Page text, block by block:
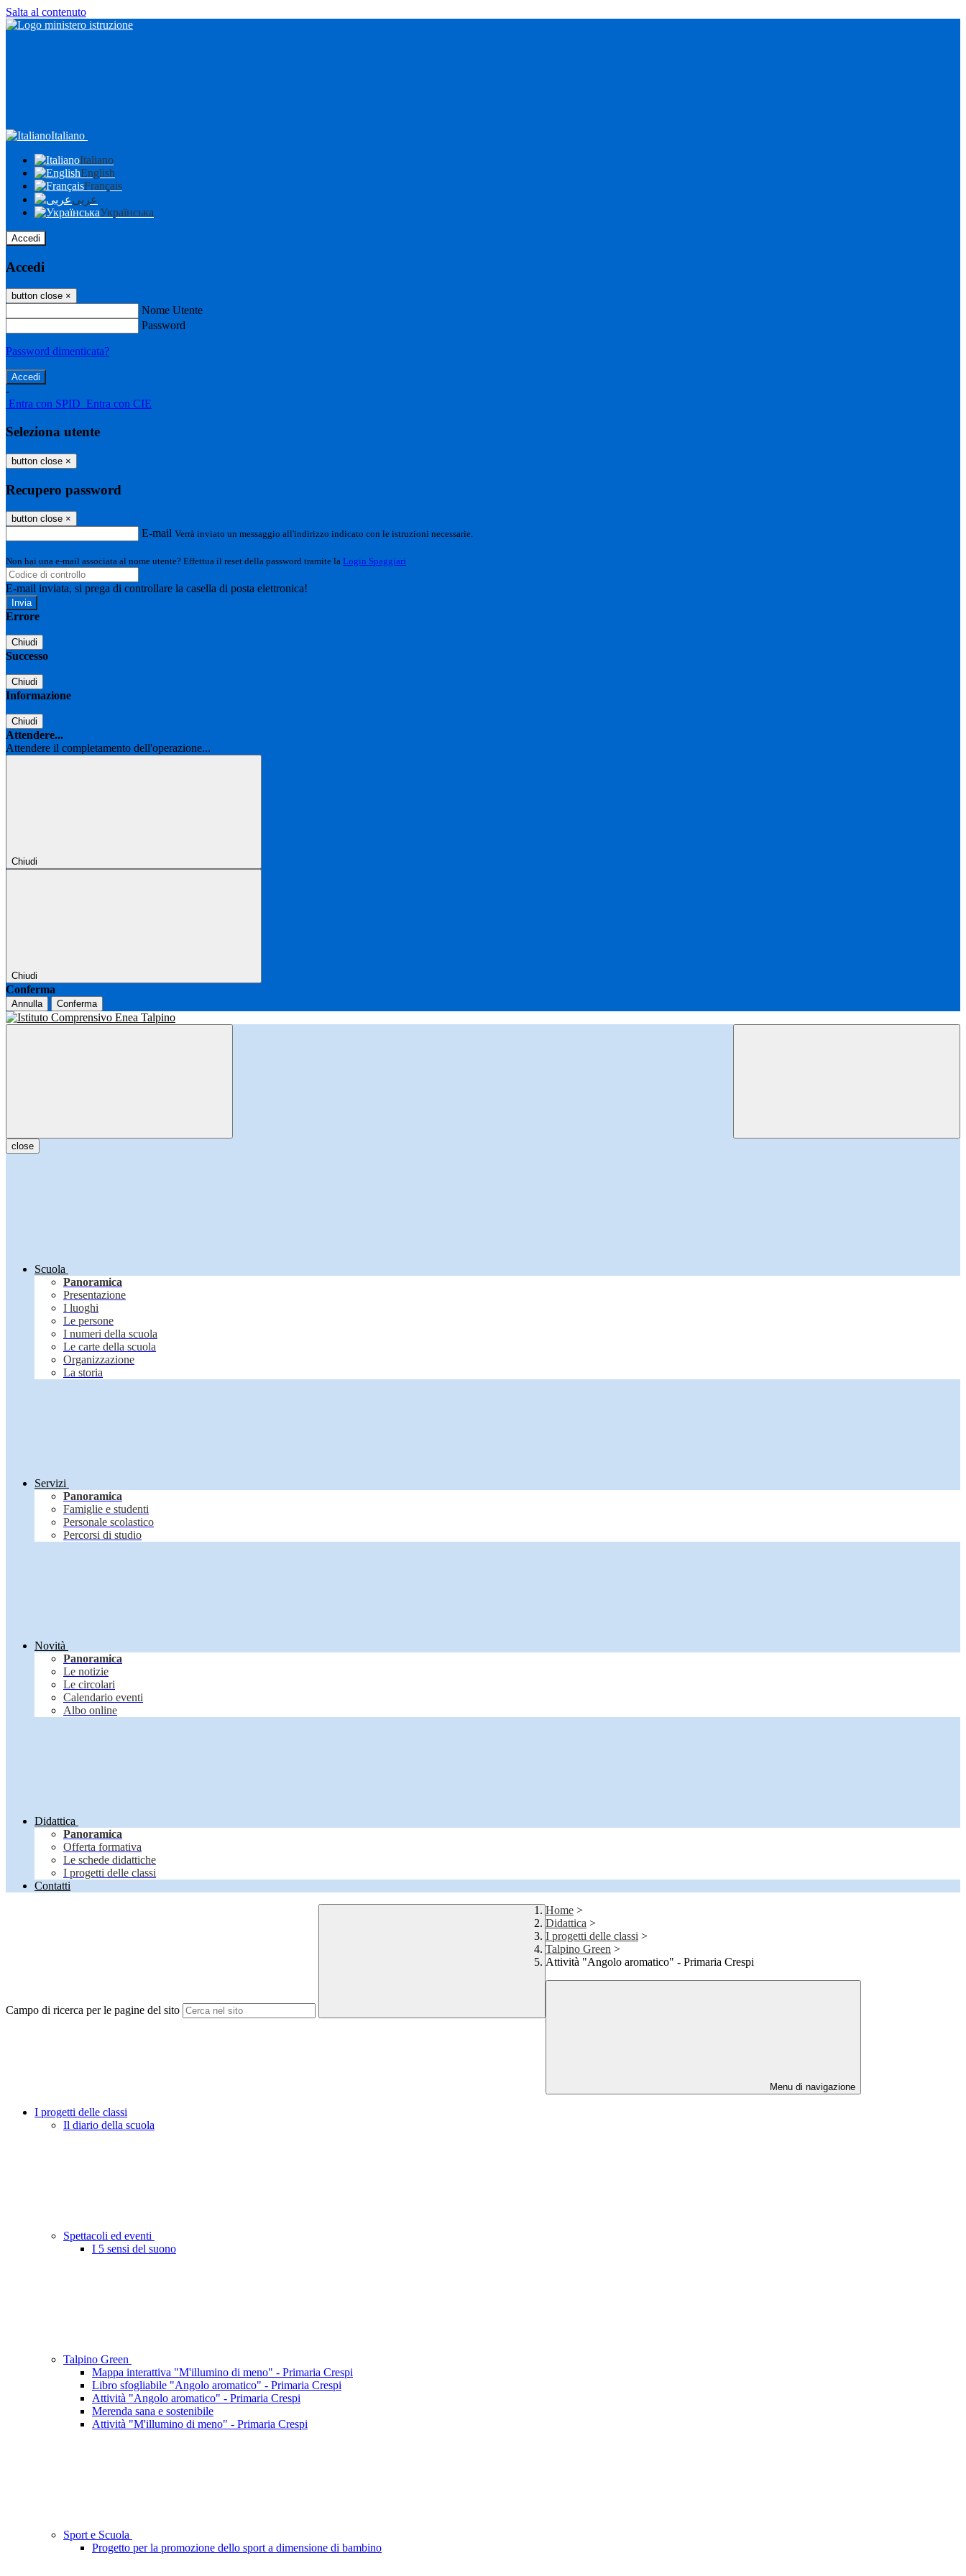
Salta al contenuto
Italiano
Italiano
English
Français
عربى
Українська
Accedi
Accedi
button close ×
Nome Utente
Password
Password dimenticata?
-
Entra con SPID Entra con CIE
Seleziona utente
button close ×
Recupero password
button close ×
E-mail Verrà inviato un messaggio all'indirizzo indicato con le istruzioni necessarie.
Non hai una e-mail associata al nome utente? Effettua il reset della password tramite la Login Spaggiari
E-mail inviata, si prega di controllare la casella di posta elettronica!
Errore
Chiudi
Successo
Chiudi
Informazione
Chiudi
Attendere...
Attendere il completamento dell'operazione...
Chiudi
Chiudi
Conferma
Annulla Conferma
close
Scuola
Panoramica
Presentazione
I luoghi
Le persone
I numeri della scuola
Le carte della scuola
Organizzazione
La storia
Servizi
Panoramica
Famiglie e studenti
Personale scolastico
Percorsi di studio
Novità
Panoramica
Le notizie
Le circolari
Calendario eventi
Albo online
Didattica
Panoramica
Offerta formativa
Le schede didattiche
I progetti delle classi
Contatti
Campo di ricerca per le pagine del sito
Home >
Didattica >
I progetti delle classi >
Talpino Green >
Attività "Angolo aromatico" - Primaria Crespi
Menu di navigazione
I progetti delle classi
Il diario della scuola
Spettacoli ed eventi
I 5 sensi del suono
Talpino Green
Mappa interattiva "M'illumino di meno" - Primaria Crespi
Libro sfogliabile "Angolo aromatico" - Primaria Crespi
Attività "Angolo aromatico" - Primaria Crespi
Merenda sana e sostenibile
Attività "M'illumino di meno" - Primaria Crespi
Sport e Scuola
Progetto per la promozione dello sport a dimensione di bambino